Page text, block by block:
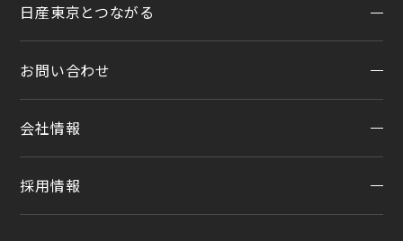
オンライン相談予約
オンライン見積り
カタログ請求
カーラインアップ
メンテプロパック
メンテナンス商品TOP
季節のおすすめ商品
おすすめコンテンツ
日産東京とつながる
公式LINEアカウント
公式Youtubeアカウント
コラム「クルマと暮らす」
お問い合わせ
お問い合わせTOP
会社情報
会社情報
採用情報